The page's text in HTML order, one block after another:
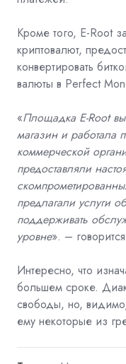
Кроме того, E-Root
криптовалют,
конвертировать
валюты в Perfect
«Площадка E-Root
магазин и работала
коммерческой
предоставляли
предлагали услуги
поддерживать
уровне». –
Интересно, что
большем сроке.
свободы, но,
ему некоторые из